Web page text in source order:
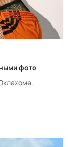
фото